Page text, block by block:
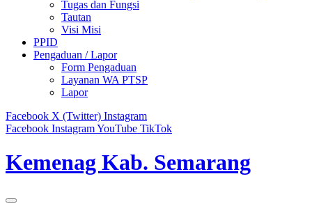
Tugas dan Fungsi
Tautan
Visi Misi
PPID
Pengaduan / Lapor
Form Pengaduan
Layanan WA PTSP
Lapor
Facebook X (Twitter) Instagram
Facebook InstagramYouTube TikTok
Kemenag Kab. Semarang